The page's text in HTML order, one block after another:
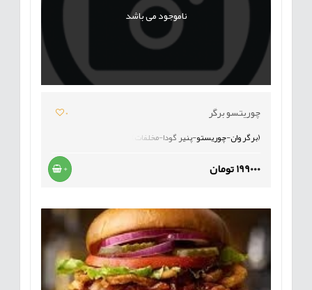
ناموجود می باشد
چوریتسو برگر
0
(برگر وان-چوریستو-پنیر گودا-مخلفات)
199000 تومان +